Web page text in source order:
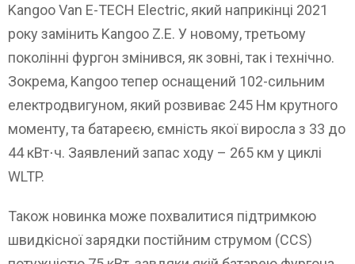
Kangoo Van E-TECH Electric, який наприкінці 2021
року замінить Kangoo Z.E. У новому, третьому
поколінні фургон змінився, як зовні, так і технічно.
Зокрема, Kangoo тепер оснащений 102-сильним
електродвигуном, який розвиває 245 Нм крутного
моменту, та батареєю, ємність якої виросла з 33 до
44 кВт⋅ч. Заявлений запас ходу – 265 км у циклі
WLTP.
Також новинка може похвалитися підтримкою
швидкісної зарядки постійним струмом (CCS)